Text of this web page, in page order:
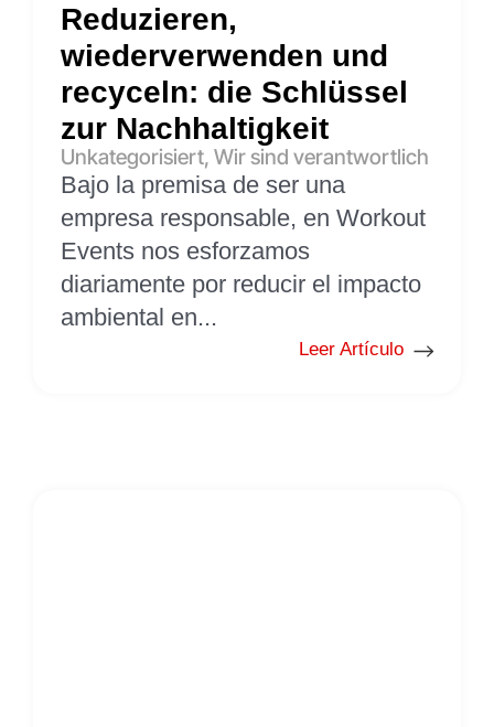
Reduzieren,
wiederverwenden und
recyceln: die Schlüssel
zur Nachhaltigkeit
Unkategorisiert, Wir sind verantwortlich
Bajo la premisa de ser una
empresa responsable, en Workout
Events nos esforzamos
diariamente por reducir el impacto
ambiental en...
Leer Artículo